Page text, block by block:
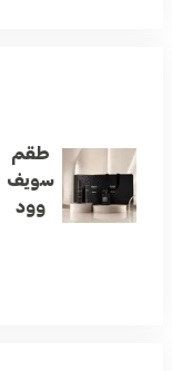
طقم
سويف
وود